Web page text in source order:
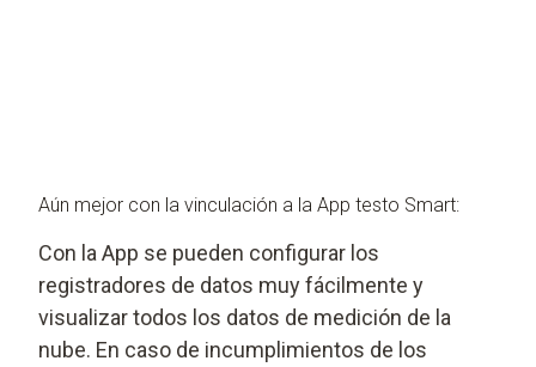
Aún mejor con la vinculación a la App testo Smart:
Con la App se pueden configurar los
registradores de datos muy fácilmente y
visualizar todos los datos de medición de la
nube. En caso de incumplimientos de los